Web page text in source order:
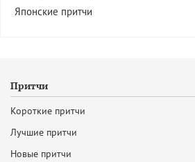
Японские притчи
Притчи
Короткие притчи
Лучшие притчи
Новые притчи